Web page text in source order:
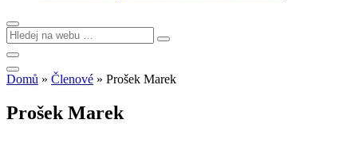
Domů » Členové » Prošek Marek
Prošek Marek